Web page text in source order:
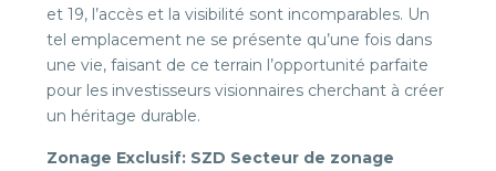
et 19, l’accès et la visibilité sont incomparables. Un
tel emplacement ne se présente qu’une fois dans
une vie, faisant de ce terrain l’opportunité parfaite
pour les investisseurs visionnaires cherchant à créer
un héritage durable.
Zonage Exclusif: SZD Secteur de zonage